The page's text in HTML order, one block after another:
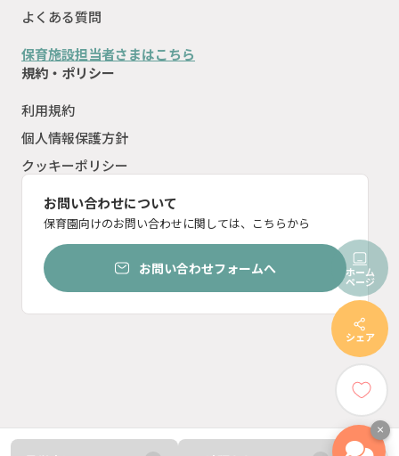
シェア
ホーム
ページ
よくある質問
保育施設担当者さまはこちら
規約・ポリシー
利用規約
個人情報保護方針
クッキーポリシー
お問い合わせについて
保育園向けのお問い合わせに関しては、こちらから
お問い合わせフォームへ
×